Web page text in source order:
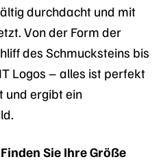
durchdacht und mit
Von der Form der
des Schmucksteins bis
Logos – alles ist perfekt
und ergibt ein
Sie Ihre Größe